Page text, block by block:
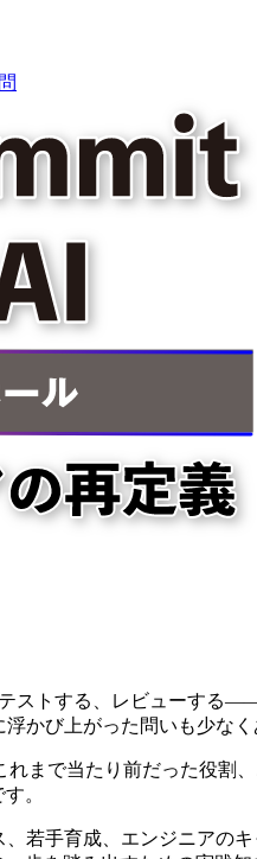
ストする、レビューする
かび上がった問いも少なく
まで当たり前だった役割
。
若手育成、エンジニアの